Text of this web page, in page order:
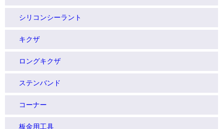
シリコンシーラント
キクザ
ロングキクザ
ステンバンド
コーナー
板金用工具